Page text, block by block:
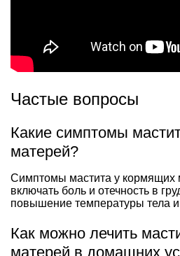
Частые вопросы
Какие симптомы
матерей?
Симптомы мастита у кормящих
включать боль и отечность в
повышение температуры тела
Как можно лечить
матерей в домашних